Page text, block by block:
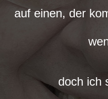
auf einen, der
doch ich